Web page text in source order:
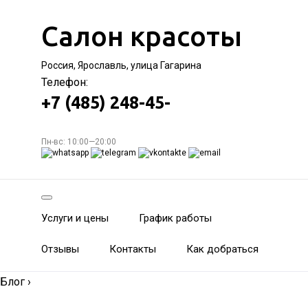
Салон красоты
Россия, Ярославль, улица Гагарина
Телефон:
+7 (485) 248-45-
Пн-вс: 10:00—20:00
Услуги и цены График работы
Отзывы Контакты Как добраться
Блог ›